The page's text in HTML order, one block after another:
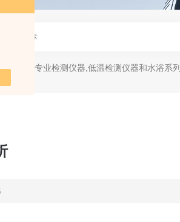
石油产品专业检测仪器,低温检测仪器和水浴系列